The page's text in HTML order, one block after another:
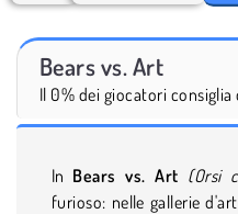
Bears vs. Art
Il 0% dei giocatori consiglia
In Bears vs. Art (Orsi
furioso: nelle gallerie